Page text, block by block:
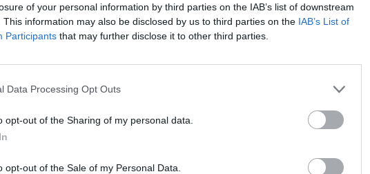
of your personal information by third parties on the IAB’s list of downstream
This information may also be disclosed by us to third parties on the IAB’s List of
Participants that may further disclose it to other third parties.
Data Processing Opt Outs
opt-out of the Sharing of my personal data.
opt-out of the Sale of my Personal Data.
τον ρατσισμό του GNTM, τη
της βραδιάς των Όσκαρ.